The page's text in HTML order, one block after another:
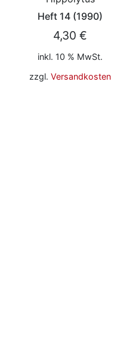
Heft 14 (1990)
4,30€
inkl. 10 % MwSt.
zzgl.Versandkosten